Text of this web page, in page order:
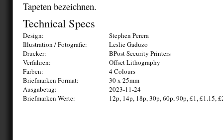
Tapeten bezeichnen.
Technical Specs
Design:
Stephen Perera
Illustration / Fotografie:
Leslie Gaduzo
Drucker:
BPost Security Printers
Verfahren:
Offset Lithography
Farben:
4 Colours
Briefmarken Format:
30 x 25mm
Ausgabetag:
2023-11-24
Briefmarken Werte:
12p, 14p, 18p, 30p, 60p, 90p, £1, £1.15,